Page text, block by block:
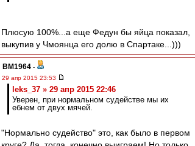
Плюсую 100%...а еще Федун бы яйца показал,
выкупив у Чмоянца его долю в Спартаке...)))
BM1964 -
29 апр 2015 23:53
leks_37 » 29 апр 2015 22:46
Уверен, при нормальном судействе мы их
ебнем от двух мячей.
"Нормально судейство" это, как было в первом